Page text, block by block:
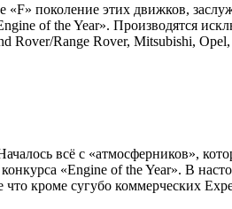
«F» поколение этих движков,
of the Year». Производятся
Range Rover, Mitsubishi,
всё с «атмосферников»,
«Engine of the Year». В
кроме сугубо коммерческих